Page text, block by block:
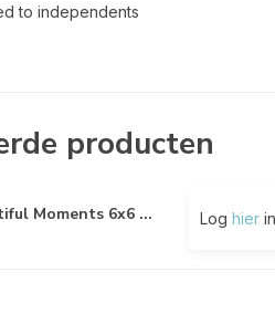
to independents
producten
Moments 6x6 ... Log hier